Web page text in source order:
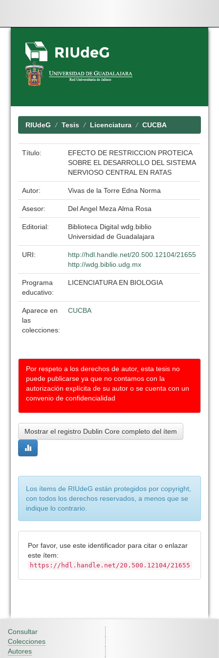
Skip
navigation
RIUdeG Tesis Licenciatura CUCBA
Título:
EFECTO DE RESTRICCION PROTEICA
SOBRE EL DESARROLLO DEL SISTEMA
NERVIOSO CENTRAL EN RATAS
Autor: Vivas de la Torre Edna Norma
Asesor: Del Angel Meza Alma Rosa
Editorial:
Biblioteca Digital wdg.biblio
Universidad de Guadalajara
URI:
http://hdl.handle.net/20.500.12104/21655
http://wdg.biblio.udg.mx
Programa
educativo:
LICENCIATURA EN BIOLOGIA
Aparece en
las
colecciones:
CUCBA
Por respeto a los derechos de autor, esta tesis no
puede publicarse ya que no contamos con la
autorización explícita de su autor o se cuenta con un
convenio de confidencialidad
Mostrar el registro Dublin Core completo del ítem
Los ítems de RIUdeG están protegidos por copyright,
con todos los derechos reservados, a menos que se
indique lo contrario.
Por favor, use este identificador para citar o enlazar
este ítem:
https://hdl.handle.net/20.500.12104/21655
Consultar
Colecciones
Autores